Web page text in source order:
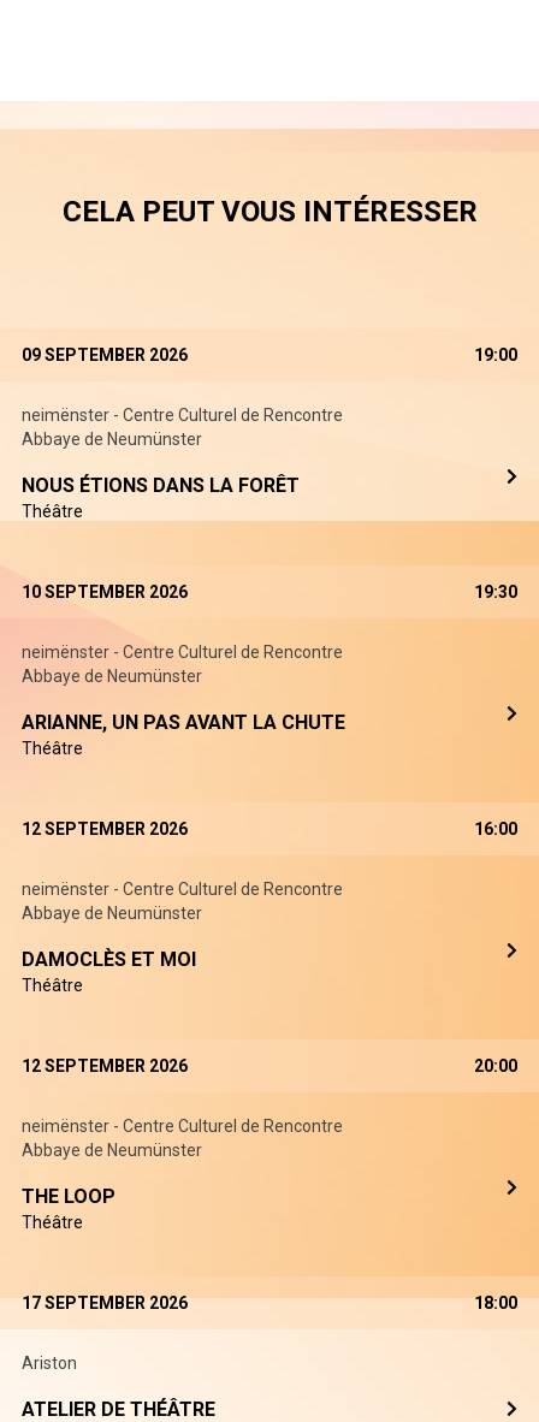
CELA PEUT VOUS INTÉRESSER
09 SEPTEMBER 2026 19:00
neimënster - Centre Culturel de Rencontre
Abbaye de Neumünster
NOUS ÉTIONS DANS LA FORÊT
Théâtre
10 SEPTEMBER 2026 19:30
neimënster - Centre Culturel de Rencontre
Abbaye de Neumünster
ARIANNE, UN PAS AVANT LA CHUTE
Théâtre
12 SEPTEMBER 2026 16:00
neimënster - Centre Culturel de Rencontre
Abbaye de Neumünster
DAMOCLÈS ET MOI
Théâtre
12 SEPTEMBER 2026 20:00
neimënster - Centre Culturel de Rencontre
Abbaye de Neumünster
THE LOOP
Théâtre
17 SEPTEMBER 2026 18:00
Ariston
ATELIER DE THÉÂTRE